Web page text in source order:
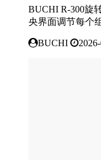
BUCHI R-300旋
央界面调节每个
BUCHI